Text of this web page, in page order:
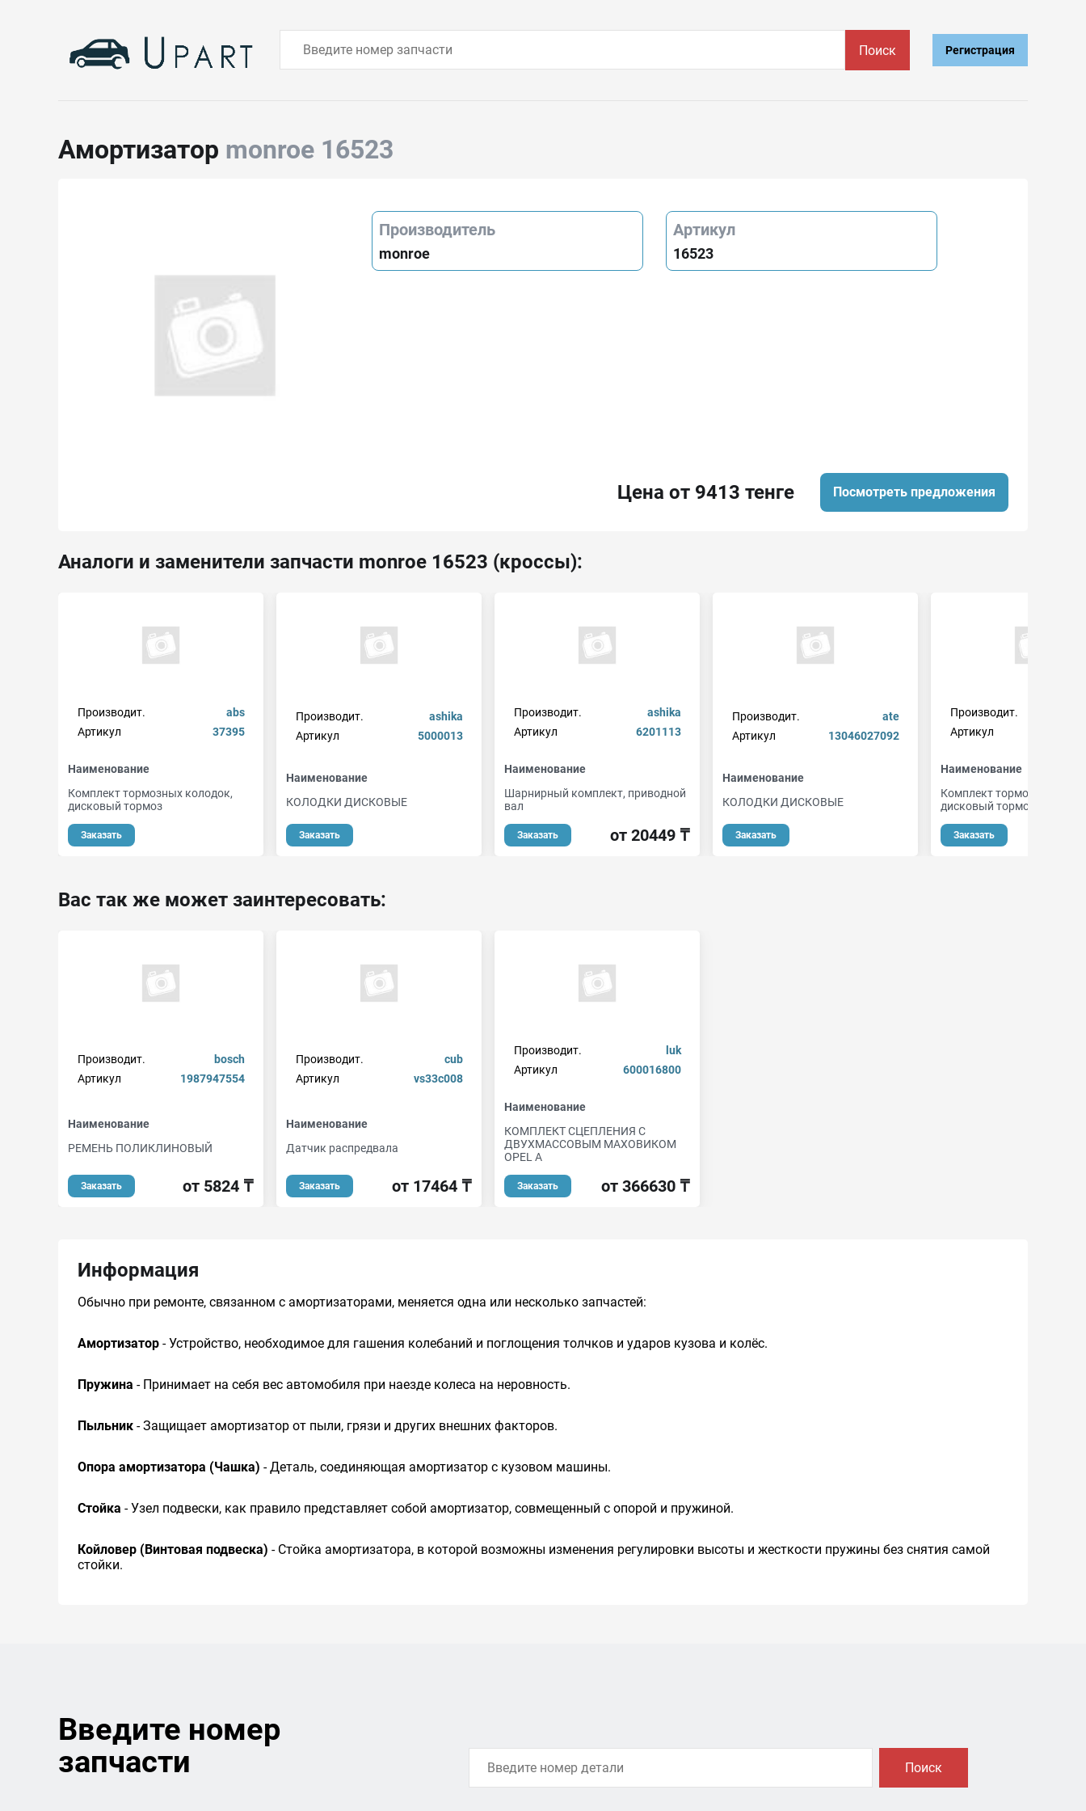
Поиск Регистрация
Амортизатор monroe 16523
Производитель
monroe
Артикул
16523
Цена от 9413 тенге Посмотреть предложения
Аналоги и заменители запчасти monroe 16523 (кроссы):
Производит.
abs
Артикул
37395
Наименование
Комплект тормозных колодок,
дисковый тормоз
Заказать
Производит.
ashika
Артикул
5000013
Наименование
КОЛОДКИ ДИСКОВЫЕ
Заказать
Производит.
ashika
Артикул
6201113
Наименование
Шарнирный комплект, приводной
вал
Заказать от 20449 ₸
Производит.
ate
Артикул
13046027092
Наименование
КОЛОДКИ ДИСКОВЫЕ
Заказать
Производит.
Артикул
Наименование
Комплект тормозных
дисковый тормоз
Заказать
Вас так же может заинтересовать:
Производит.
bosch
Артикул
1987947554
Наименование
РЕМЕНЬ ПОЛИКЛИНОВЫЙ
Заказать от 5824 ₸
Производит.
cub
Артикул
vs33c008
Наименование
Датчик распредвала
Заказать от 17464 ₸
Производит.
luk
Артикул
600016800
Наименование
КОМПЛЕКТ СЦЕПЛЕНИЯ С
ДВУХМАССОВЫМ МАХОВИКОМ
OPEL A
Заказать от 366630 ₸
Информация
Обычно при ремонте, связанном с амортизаторами, меняется одна или несколько запчастей:
Амортизатор - Устройство, необходимое для гашения колебаний и поглощения толчков и ударов кузова и колёс.
Пружина - Принимает на себя вес автомобиля при наезде колеса на неровность.
Пыльник - Защищает амортизатор от пыли, грязи и других внешних факторов.
Опора амортизатора (Чашка) - Деталь, соединяющая амортизатор с кузовом машины.
Стойка - Узел подвески, как правило представляет собой амортизатор, совмещенный с опорой и пружиной.
Койловер (Винтовая подвеска) - Стойка амортизатора, в которой возможны изменения регулировки высоты и жесткости пружины без снятия самой
стойки.
Введите номер
запчасти
Поиск